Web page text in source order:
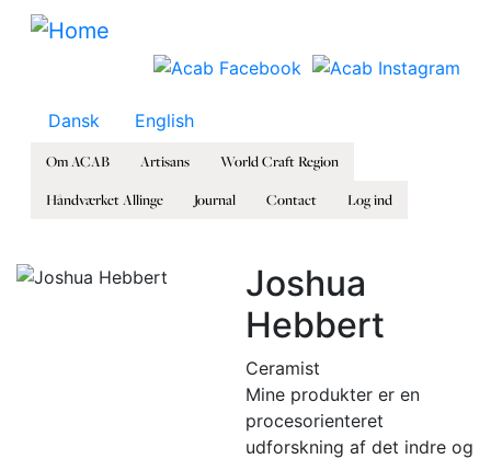
Skip to main content
Dansk English
Om ACAB Artisans
World Craft Region
Håndværket Allinge
Journal Contact Log ind
Joshua
Hebbert
Ceramist
Mine produkter er en
procesorienteret
udforskning af det indre og